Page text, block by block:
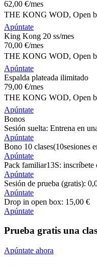
62,00 €/mes
THE KONG WOD, Open
Apúntate
King Kong 20 ss/mes
70,00 €/mes
THE KONG WOD, Open
Apúntate
Espalda plateada ilimitado
79,00 €/mes
THE KONG WOD, Open
Apúntate
Bonos
Sesión suelta: Entrena en
Apúntate
Bono 10 clases(10sesiones
Apúntate
Pack familiar13S: inscríbete
Apúntate
Sesión de prueba (gratis): 0
Apúntate
Drop in open box: 15,00 €
Apúntate
Prueba gratis una
Apúntate ahora